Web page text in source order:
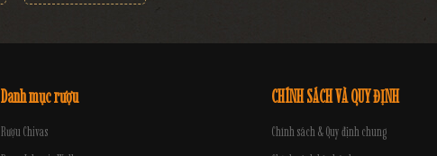
Danh mục rượu
Rượu Chivas
CHÍNH SÁCH VÀ QUY ĐỊNH
Chính sách & Quy định chung